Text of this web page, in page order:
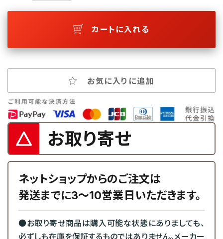
カートに入れる
お気に入りに追加
お取り寄せ
ネットショップからのご注文は
発送までに3～10営業日いただきます。
●お取り寄せ商品は購入可能な状態にありましても、
必ずしも在庫を保証するものではありません。メーカー